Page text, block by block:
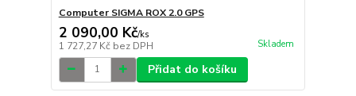
Computer SIGMA ROX 2.0 GPS
2 090,00 Kč/ks
1 727,27 Kč bez DPH Skladem
Přidat do košíku